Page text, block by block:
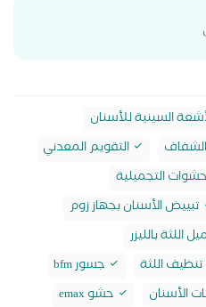
السينية للأسنان
التقويم المعدني
التجميلية
تبييض الأسنان بجهاز زوم
اللثة بالليزر
تنظيف اللثة
جسور bfm
الأسنان
حشو emax